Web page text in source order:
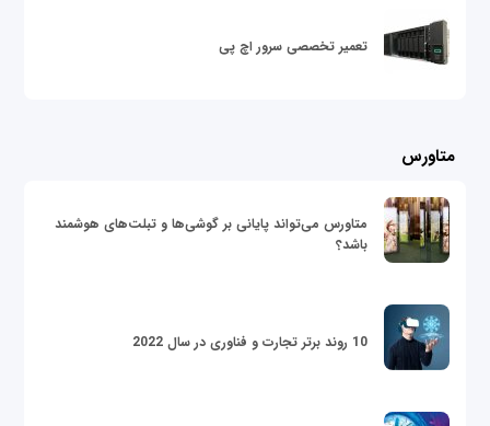
تعمیر تخصصی سرور اچ پی
متاورس
متاورس می‌تواند پایانی بر گوشی‌ها و تبلت‌های هوشمند
باشد؟
10 روند برتر تجارت و فناوری در سال 2022